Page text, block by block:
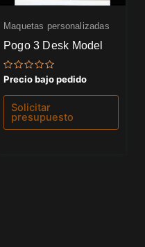
Maquetas personalizadas
Pogo 3 Desk Model
Valorado
con
0
de
Precio bajo pedido
Solicitar
presupuesto